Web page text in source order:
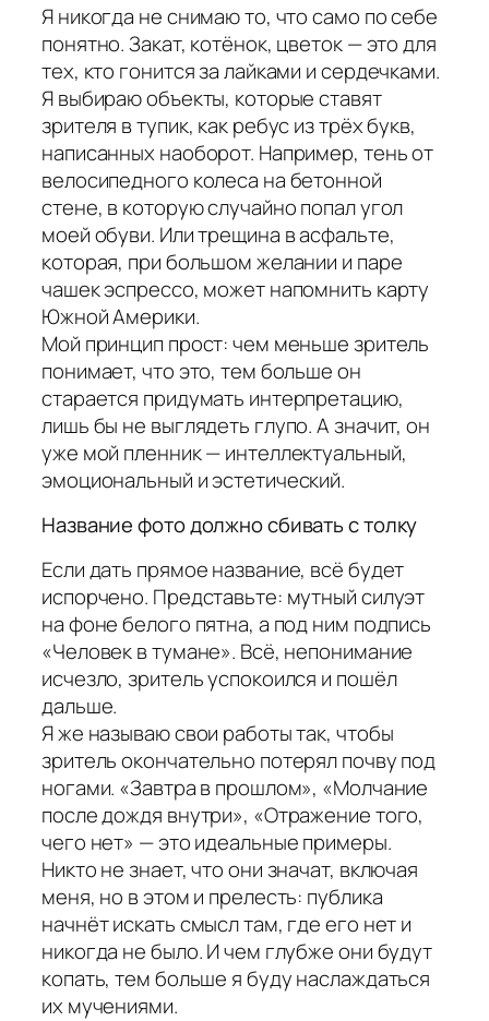
Я никогда не снимаю то, что само по себе
понятно. Закат, котёнок, цветок — это для
тех, кто гонится за лайками и сердечками.
Я выбираю объекты, которые ставят
зрителя в тупик, как ребус из трёх букв,
написанных наоборот. Например, тень от
велосипедного колеса на бетонной
стене, в которую случайно попал угол
моей обуви. Или трещина в асфальте,
которая, при большом желании и паре
чашек эспрессо, может напомнить карту
Южной Америки.
Мой принцип прост: чем меньше зритель
понимает, что это, тем больше он
старается придумать интерпретацию,
лишь бы не выглядеть глупо. А значит, он
уже мой пленник — интеллектуальный,
эмоциональный и эстетический.
Название фото должно сбивать с толку
Если дать прямое название, всё будет
испорчено. Представьте: мутный силуэт
на фоне белого пятна, а под ним подпись
«Человек в тумане». Всё, непонимание
исчезло, зритель успокоился и пошёл
дальше.
Я же называю свои работы так, чтобы
зритель окончательно потерял почву под
ногами. «Завтра в прошлом», «Молчание
после дождя внутри», «Отражение того,
чего нет» — это идеальные примеры.
Никто не знает, что они значат, включая
меня, но в этом и прелесть: публика
начнёт искать смысл там, где его нет и
никогда не было. И чем глубже они будут
копать, тем больше я буду наслаждаться
их мучениями.